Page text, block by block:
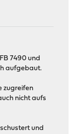
7490 und
aufgebaut.
zugreifen
nicht aufs
und